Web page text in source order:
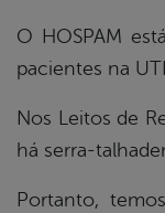
O HOSPAM
pacientes na
Nos Leitos de
há serra-
Portanto,